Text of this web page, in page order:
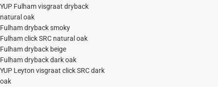
YUP Fulham visgraat dryback
natural oak
Fulham dryback smoky
Fulham click SRC natural oak
Fulham dryback beige
Fulham dryback dark oak
YUP Leyton visgraat click SRC dark
oak